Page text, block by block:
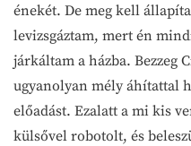
énekét. De meg kell
levizsgáztam, mert én
járkáltam a házba. Bezzeg
ugyanolyan mély áhítattal
előadást. Ezalatt a mi kis
külsővel robotolt, és